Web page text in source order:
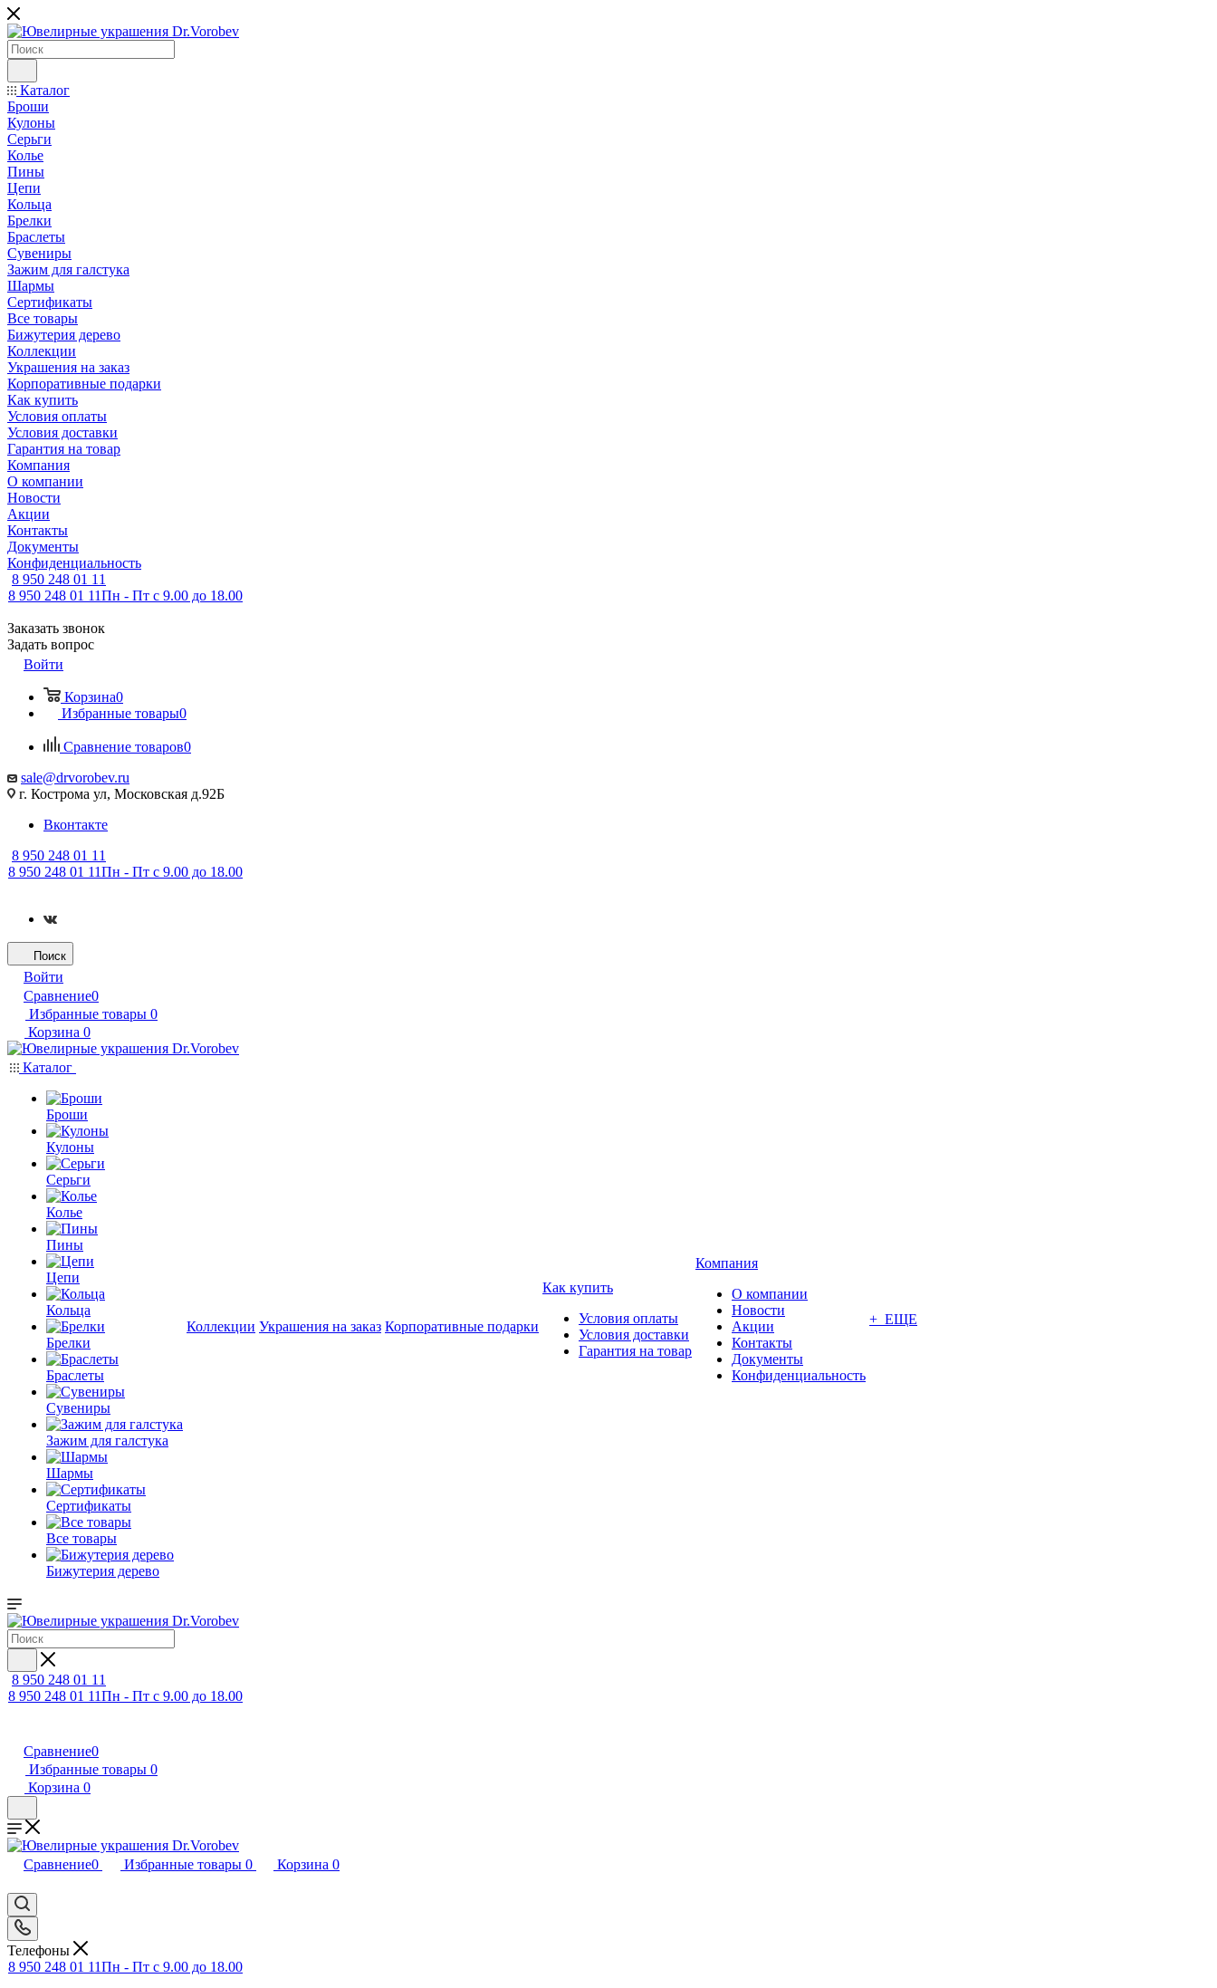
Каталог
Броши
Кулоны
Серьги
Колье
Пины
Цепи
Кольца
Брелки
Браслеты
Сувениры
Зажим для галстука
Шармы
Сертификаты
Все товары
Бижутерия дерево
Коллекции
Украшения на заказ
Корпоративные подарки
Как купить
Условия оплаты
Условия доставки
Гарантия на товар
Компания
О компании
Новости
Акции
Контакты
Документы
Конфиденциальность
8 950 248 01 11
8 950 248 01 11Пн - Пт с 9.00 до 18.00
Заказать звонок
Задать вопрос
Войти
Корзина0
Избранные товары0
Сравнение товаров0
sale@drvorobev.ru
г. Кострома ул, Московская д.92Б
Вконтакте
8 950 248 01 11
8 950 248 01 11Пн - Пт с 9.00 до 18.00
Поиск
Войти
Сравнение0
Избранные товары 0
Корзина 0
Каталог
Броши
Кулоны
Серьги
Колье
Пины
Цепи
Кольца
Брелки
Браслеты
Сувениры
Зажим для галстука
Шармы
Сертификаты
Все товары
Бижутерия дерево
Коллекции Украшения на заказ Корпоративные подарки
Как купить
Условия оплаты
Условия доставки
Гарантия на товар
Компания
О компании
Новости
Акции
Контакты
Документы
Конфиденциальность
+ ЕЩЕ
8 950 248 01 11
8 950 248 01 11Пн - Пт с 9.00 до 18.00
Сравнение0
Избранные товары 0
Корзина 0
Сравнение0 Избранные товары 0 Корзина 0
Телефоны
8 950 248 01 11Пн - Пт с 9.00 до 18.00